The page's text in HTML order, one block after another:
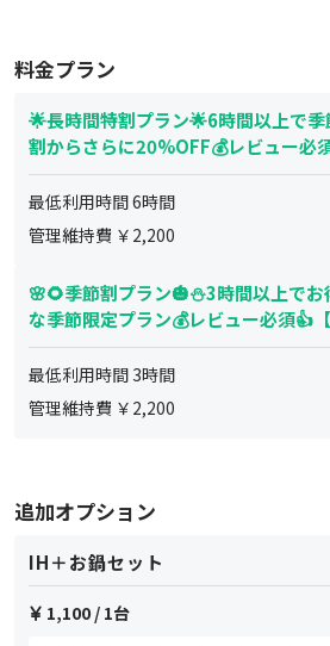
料金プラン
🌟長時間特割プラン🌟6時間以上で季
割からさらに20%OFF💰レビュー必
【最大10名・6時間〜】※24-8時は7
以下
最低利用時間6時間
管理維持費 ￥ 2,200
🌸🌻季節割プラン🎃⛄3時間以上でお
な季節限定プラン💰レビュー必須👍
大10名・3時間〜】※24-8時は7名以
最低利用時間 3時間
管理維持費 ￥ 2,200
追加オプション
IH＋お鍋セット
1,100 / 1台